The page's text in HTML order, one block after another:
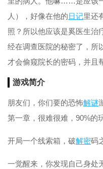
人），好像在他的日记里还
照？所以他应该是奚医生治
经在调查医院的秘密了，所
才会偷窥院长的密码，并且
游戏简介
朋友们，你们要的恐怖解谜
第一章，很难很难，90%的
开局一个线索箱，破解密码
一觉醒来，你发现自己身处